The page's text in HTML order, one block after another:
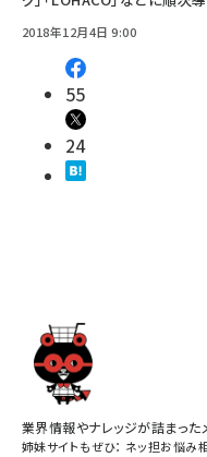
2018年12月4日 9:00
55
24
業界情報やナレッジが詰まった
姉妹サイトもぜひ： ネッ担お悩み